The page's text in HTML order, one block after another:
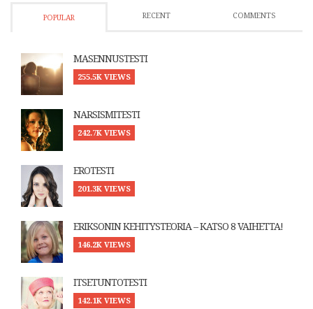
POPULAR RECENT COMMENTS
MASENNUSTESTI
255.5K VIEWS
NARSISMITESTI
242.7K VIEWS
EROTESTI
201.3K VIEWS
ERIKSONIN KEHITYSTEORIA – KATSO 8 VAIHETTA!
146.2K VIEWS
ITSETUNTOTESTI
142.1K VIEWS